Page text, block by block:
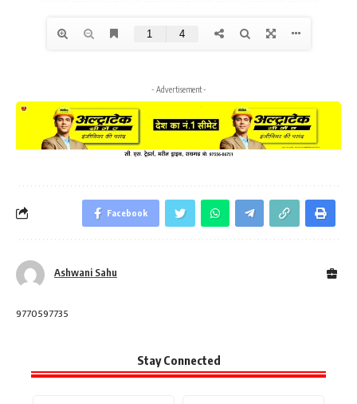
- Advertisement -
Facebook
Ashwani Sahu
9770597735
Stay Connected